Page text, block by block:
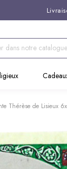
Thérèse de Lisieux